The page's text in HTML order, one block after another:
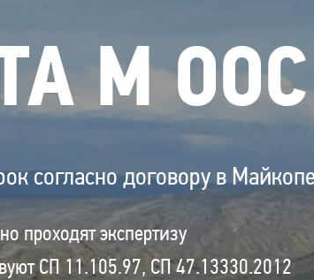
М ООС
согласно договору в
проходят экспертизу
СП 11.105.97, СП 47.13330.2012